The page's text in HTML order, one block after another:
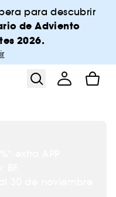
para descubrir
de Adviento
2026.